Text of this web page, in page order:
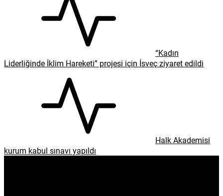
“Kadın
Liderliğinde İklim Hareketi” projesi için İsveç ziyaret edildi
Halk Akademisi
kurum kabul sınavı yapıldı